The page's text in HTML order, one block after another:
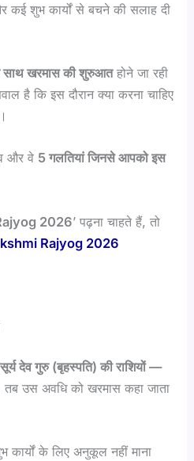
शुभ कार्यों से बचने की सलाह दी
साथ खरमास की शुरुआतहोने जा रही
है कि इस दौरान क्या करना चाहिए
और वे 5 गलतियां जिनसे आपको इस
2026’ पढ़ना चाहते हैं, तो
Rajyog 2026
सूर्य देव गुरु (बृहस्पति) की राशियों —
तब उस अवधि को खरमास कहा जाता
कार्यों के लिए अनुकूल नहीं माना